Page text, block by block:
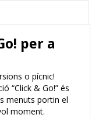
per a
o pícnic!
“Click & Go!” és
menuts portin el
moment.